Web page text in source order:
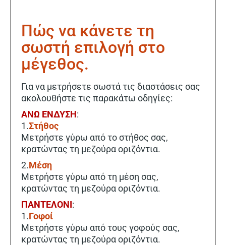
Πώς να κάνετε τη
σωστή επιλογή στο
μέγεθος.
Για να μετρήσετε σωστά τις διαστάσεις σας
ακολουθήστε τις παρακάτω οδηγίες:
ΑΝΩ ΕΝΔΥΣΗ:
1.Στήθος
Μετρήστε γύρω από το στήθος σας,
κρατώντας τη μεζούρα οριζόντια.
2.Μέση
Μετρήστε γύρω από τη μέση σας,
κρατώντας τη μεζούρα οριζόντια.
ΠΑΝΤΕΛΟΝΙ:
1.Γοφοί
Μετρήστε γύρω από τους γοφούς σας,
κρατώντας τη μεζούρα οριζόντια.